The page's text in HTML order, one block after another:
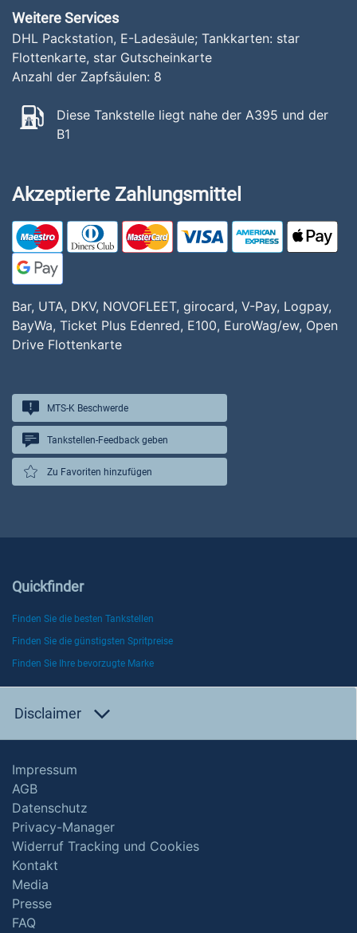
Weitere Services
DHL Packstation, E-Ladesäule; Tankkarten: star
Flottenkarte, star Gutscheinkarte
Anzahl der Zapfsäulen: 8
Diese Tankstelle liegt nahe der A395 und der
B1
Akzeptierte Zahlungsmittel
Bar, UTA, DKV, NOVOFLEET, girocard, V-Pay, Logpay,
BayWa, Ticket Plus Edenred, E100, EuroWag/ew, Open
Drive Flottenkarte
MTS-K Beschwerde
Tankstellen-Feedback geben
Zu Favoriten hinzufügen
Quickfinder
Finden Sie die besten Tankstellen
Finden Sie die günstigsten Spritpreise
Finden Sie Ihre bevorzugte Marke
Disclaimer
Impressum
AGB
Datenschutz
Privacy-Manager
Widerruf Tracking und Cookies
Kontakt
Media
Presse
FAQ